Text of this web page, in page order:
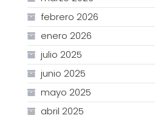
febrero 2026
enero 2026
julio 2025
junio 2025
mayo 2025
abril 2025